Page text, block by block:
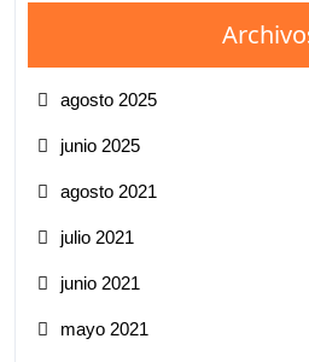
agosto 2025
junio 2025
agosto 2021
julio 2021
junio 2021
mayo 2021